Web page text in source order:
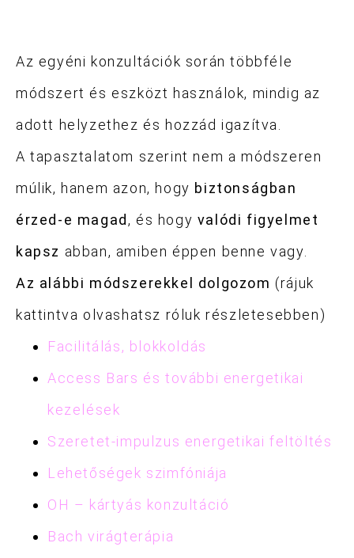
Az egyéni konzultációk során többféle
módszert és eszközt használok, mindig az
adott helyzethez és hozzád igazítva.
A tapasztalatom szerint nem a módszeren
múlik, hanem azon, hogy biztonságban
érzed-e magad, és hogy valódi figyelmet
kapsz abban, amiben éppen benne vagy.
Az alábbi módszerekkel dolgozom (rájuk
kattintva olvashatsz róluk részletesebben)
Facilitálás, blokkoldás
Access Bars és további energetikai
kezelések
Szeretet-impulzus energetikai feltöltés
Lehetőségek szimfóniája
OH – kártyás konzultáció
Bach virágterápia